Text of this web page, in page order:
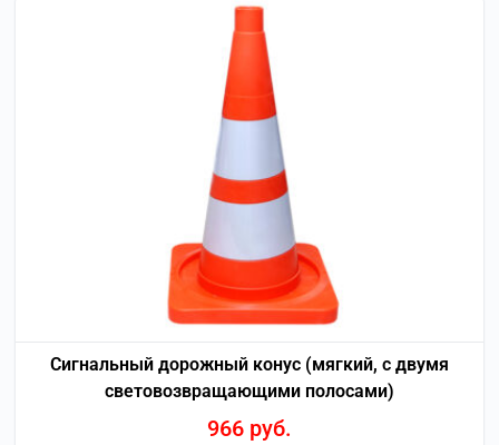
Сигнальный дорожный конус (мягкий, с двумя
световозвращающими полосами)
966 руб.